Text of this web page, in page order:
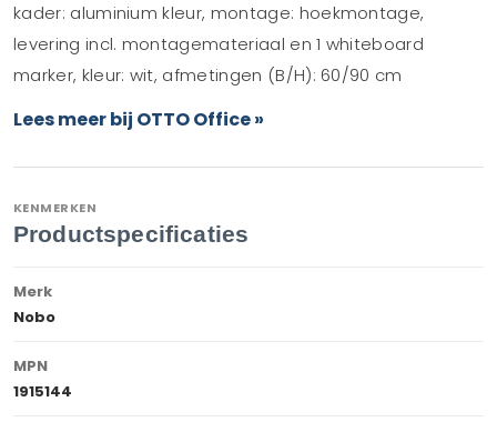
kader: aluminium kleur, montage: hoekmontage,
levering incl. montagemateriaal en 1 whiteboard
marker, kleur: wit, afmetingen (B/H): 60/90 cm
Lees meer bij OTTO Office »
KENMERKEN
Productspecificaties
Merk
Nobo
MPN
1915144